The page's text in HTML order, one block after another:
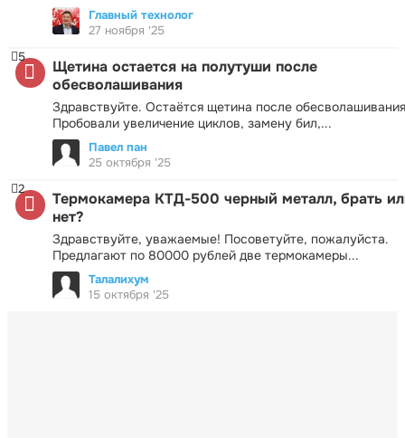
Главный технолог
27 ноября '25
Щетина остается на полутуши после
обесволашивания
Здравствуйте. Остаётся щетина после
Пробовали увеличение циклов, замену бил,...
5
Павел пан
25 октября '25
Термокамера КТД-500 черный металл, брать
нет?
Здравствуйте, уважаемые! Посоветуйте, пожалуйста.
Предлагают по 80000 рублей две термокамеры...
2
Талалихум
15 октября '25